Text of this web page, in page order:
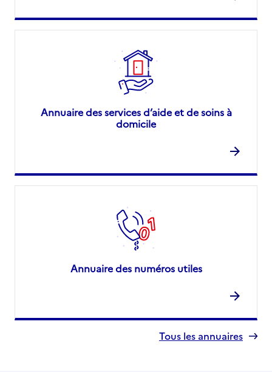
Annuaire des services d’aide et de soins à
domicile
Annuaire des numéros utiles
Tous les annuaires